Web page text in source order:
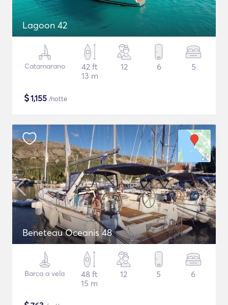
Lagoon 42
Catamarano
42 ft
13 m
12 6 5
$1,155 /notte
Beneteau Oceanis 48
Barca a vela
48 ft
15 m
12 5 6